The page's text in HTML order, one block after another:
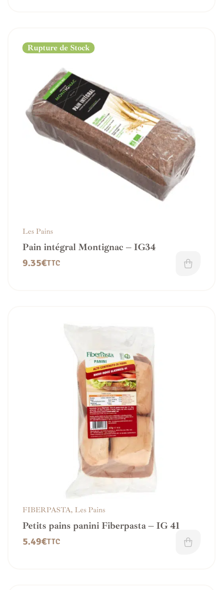
Rupture de Stock
Les Pains
Pain intégral Montignac – IG34
9.35€TTC
FIBERPASTA, Les Pains
Petits pains panini Fiberpasta – IG 41
5.49€TTC